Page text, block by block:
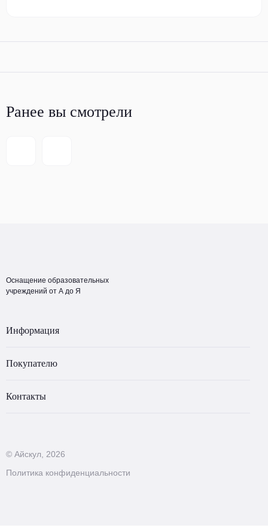
Ранее вы смотрели
Оснащение образовательных
учреждений от А до Я
Информация
Покупателю
Контакты
© Айскул, 2026
Политика конфиденциальности